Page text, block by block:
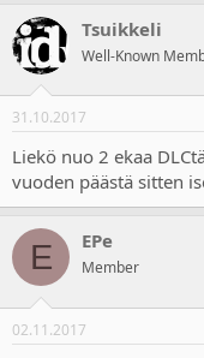
Tsuikkeli
Well-Known
31.10.2017
Liekö nuo 2 ekaa
vuoden päästä sitten
E EPe
Member
02.11.2017